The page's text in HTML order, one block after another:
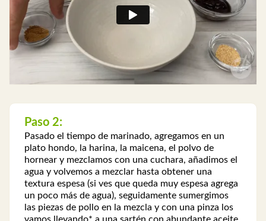
Paso 2:
Pasado el tiempo de marinado, agregamos en un
plato hondo, la harina, la maicena, el polvo de
hornear y mezclamos con una cuchara, añadimos el
agua y volvemos a mezclar hasta obtener una
textura espesa (si ves que queda muy espesa agrega
un poco más de agua), seguidamente sumergimos
las piezas de pollo en la mezcla y con una pinza los